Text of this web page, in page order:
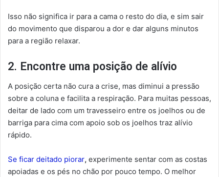
Isso não significa ir para a cama o resto do dia, e sim sair
do movimento que disparou a dor e dar alguns minutos
para a região relaxar.
2. Encontre uma posição de alívio
A posição certa não cura a crise, mas diminui a pressão
sobre a coluna e facilita a respiração. Para muitas pessoas,
deitar de lado com um travesseiro entre os joelhos ou de
barriga para cima com apoio sob os joelhos traz alívio
rápido.
Se ficar deitado piorar, experimente sentar com as costas
apoiadas e os pés no chão por pouco tempo. O melhor